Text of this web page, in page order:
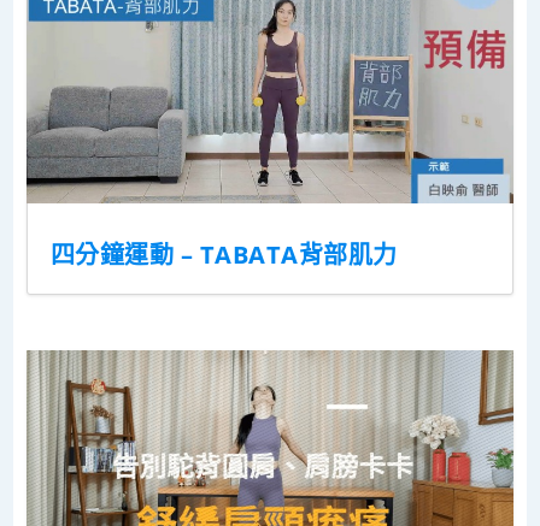
四分鐘運動 – TABATA背部肌力